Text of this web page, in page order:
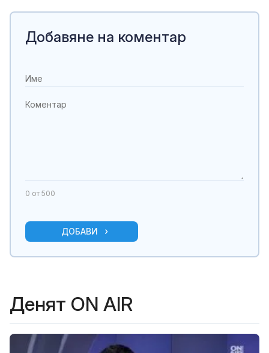
Добавяне на коментар
0 от 500
ДОБАВИ
Денят ON AIR